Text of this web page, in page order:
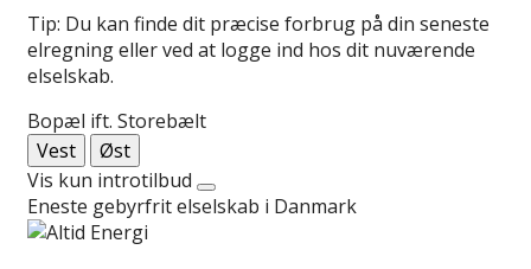
Tip: Du kan finde dit præcise forbrug på din seneste
elregning eller ved at logge ind hos dit nuværende
elselskab.
Bopæl ift. Storebælt
Vest
Øst
Vis kun introtilbud
Eneste gebyrfrit elselskab i Danmark